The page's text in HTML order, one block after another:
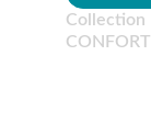
Collection
CONFORT